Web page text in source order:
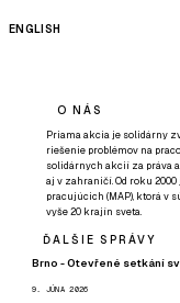
ENGLISH
O NÁS
Priama akcia je solidárny
riešenie problémov na
solidárnych akcií za práva
aj v zahraničí. Od roku
pracujúcich (MAP), ktorá v
vyše 20 krajín sveta.
ĎALŠIE SPRÁVY
Brno - Otevřené setkání
9. JÚNA 2026